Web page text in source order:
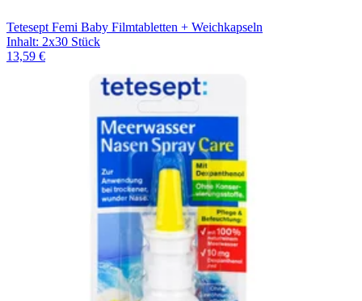
Tetesept Femi Baby Filmtabletten + Weichkapseln
Inhalt: 2x30 Stück
13,59 €